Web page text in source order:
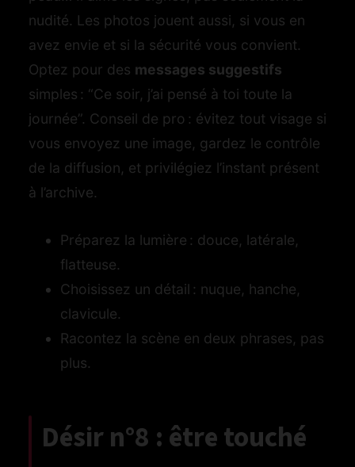
nudité. Les photos jouent aussi, si vous en
avez envie et si la sécurité vous convient.
Optez pour des messages suggestifs
simples : “Ce soir, j’ai pensé à toi toute la
journée”. Conseil de pro : évitez tout visage si
vous envoyez une image, gardez le contrôle
de la diffusion, et privilégiez l’instant présent
à l’archive.
Préparez la lumière : douce, latérale,
flatteuse.
Choisissez un détail : nuque, hanche,
clavicule.
Racontez la scène en deux phrases, pas
plus.
Désir n°8 : être touché